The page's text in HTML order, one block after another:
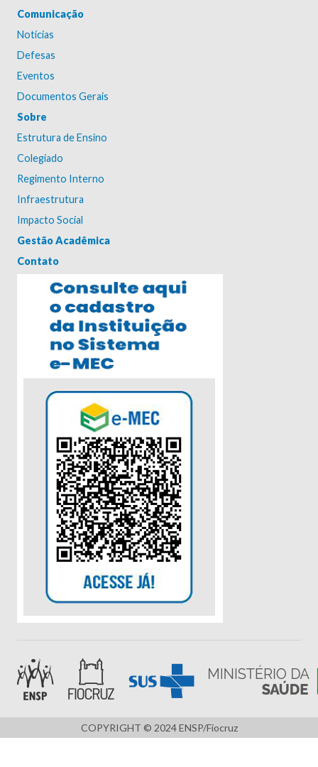
Comunicação
Notícias
Defesas
Eventos
Documentos Gerais
Sobre
Estrutura de Ensino
Colegiado
Regimento Interno
Infraestrutura
Impacto Social
Gestão Acadêmica
Contato
COPYRIGHT © 2024 ENSP/Fiocruz